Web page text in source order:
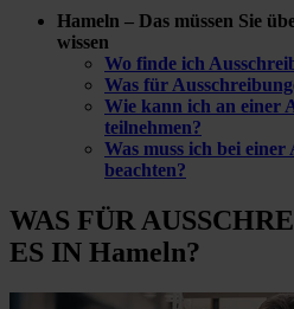
Hameln – Das müssen Sie
wissen
Wo finde ich
Was für
Wie kann ich an einer
teilnehmen?
Was muss ich bei
beachten?
WAS FÜR
ES IN Hameln?